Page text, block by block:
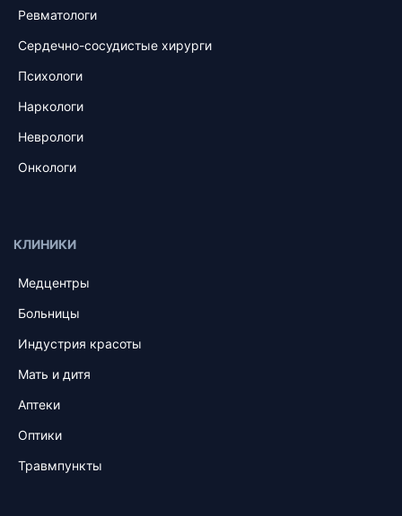
Ревматологи
Сердечно-сосудистые хирурги
Психологи
Наркологи
Неврологи
Онкологи
КЛИНИКИ
Медцентры
Больницы
Индустрия красоты
Мать и дитя
Аптеки
Оптики
Травмпункты